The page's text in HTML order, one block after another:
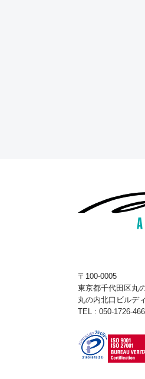
〒100-0005
東京都千代田区丸
丸の内北口ビルデ
TEL : 050-1726-